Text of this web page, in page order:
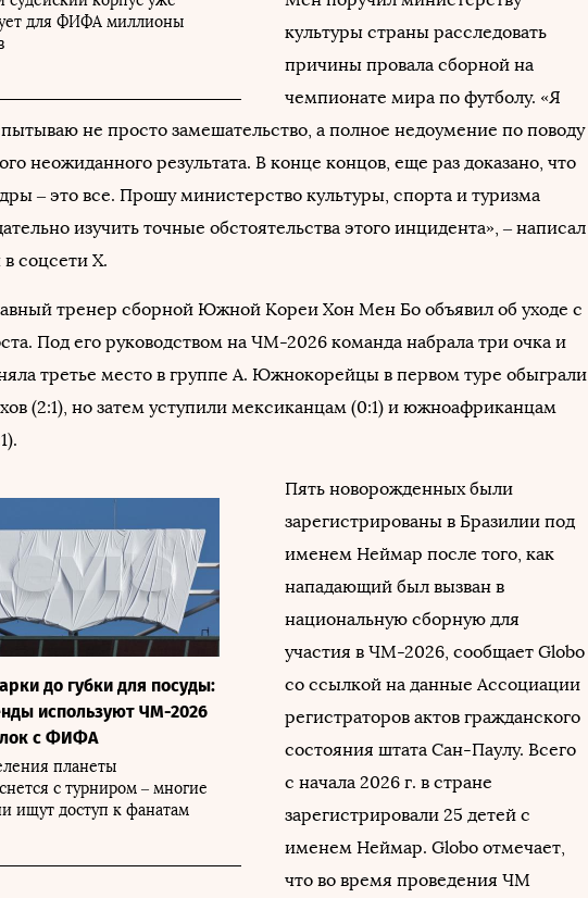
для ФИФА миллионы
культуры страны расследовать
причины провала сборной на
чемпионате мира по футболу. «Я
не просто замешательство, а полное недоумение по поводу
неожиданного результата. В конце концов, еще раз доказано, что
– это все. Прошу министерство культуры, спорта и туризма
изучить точные обстоятельства этого инцидента», – написал
в соцсети Х.
тренер сборной Южной Кореи Хон Мен Бо объявил об уходе с
Под его руководством на ЧМ-2026 команда набрала три очка и
третье место в группе А. Южнокорейцы в первом туре обыграли
(2:1), но затем уступили мексиканцам (0:1) и южноафриканцам
до губки для посуды:
используют ЧМ-2026
с ФИФА
планеты
с турниром – многие
ищут доступ к фанатам
Пять новорожденных были
зарегистрированы в Бразилии под
именем Неймар после того, как
нападающий был вызван в
национальную сборную для
участия в ЧМ-2026, сообщает Globo
со ссылкой на данные Ассоциации
регистраторов актов гражданского
состояния штата Сан-Паулу. Всего
с начала 2026 г. в стране
зарегистрировали 25 детей с
именем Неймар. Globo отмечает,
что во время проведения ЧМ